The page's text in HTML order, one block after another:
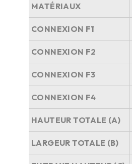
MATÉRIAUX
CONNEXION F1
CONNEXION F2
CONNEXION F3
CONNEXION F4
HAUTEUR TOTALE (A)
LARGEUR TOTALE (B)